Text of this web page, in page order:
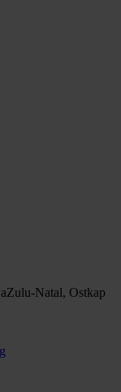
Natal, Ostkap